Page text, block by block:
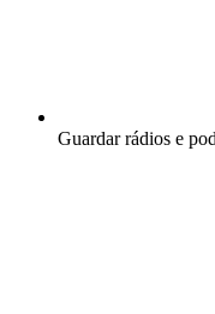
Guardar rádios e